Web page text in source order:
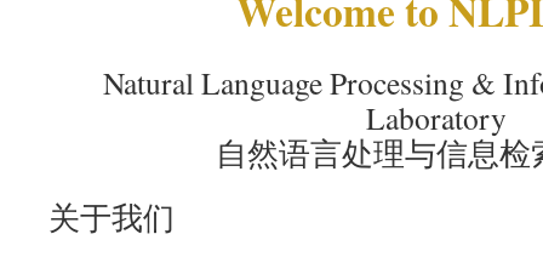
Natural Language Processing &
Laboratory
自然语言处理与信息检
关于我们